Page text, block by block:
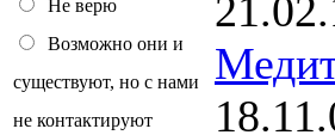
Не верю
Возможно они и
существуют, но с нами
не контактируют